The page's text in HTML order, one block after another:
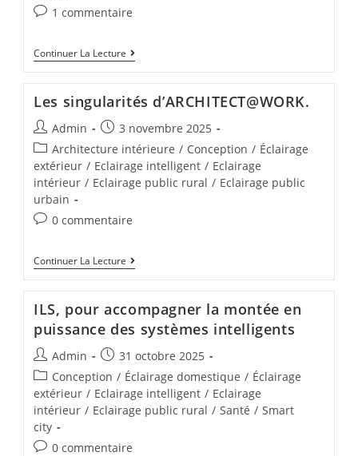
1 commentaire
Continuer La Lecture
Les singularités d’ARCHITECT@WORK.
Admin
3 novembre 2025
Architecture intérieure / Conception / Éclairage
extérieur / Eclairage intelligent / Eclairage
intérieur / Eclairage public rural / Eclairage public
urbain
0 commentaire
Continuer La Lecture
ILS, pour accompagner la montée en
puissance des systèmes intelligents
Admin
31 octobre 2025
Conception / Éclairage domestique / Éclairage
extérieur / Eclairage intelligent / Eclairage
intérieur / Eclairage public rural / Santé / Smart
city
0 commentaire